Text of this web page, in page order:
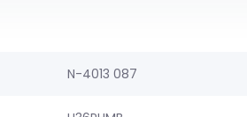
N-4013 087